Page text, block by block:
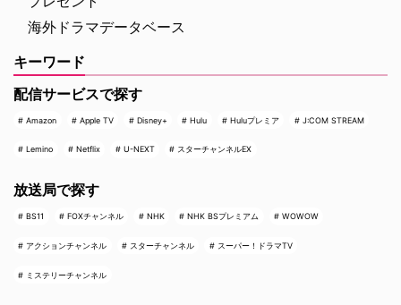
海外ドラマデータベース
キーワード
配信サービスで探す
Amazon Apple TV Disney+ Hulu Huluプレミア J:COM STREAM
Lemino Netflix U-NEXT スターチャンネルEX
放送局で探す
BS11 FOXチャンネル NHK NHK BSプレミアム WOWOW
アクションチャンネル スターチャンネル スーパー！ドラマTV
ミステリーチャンネル